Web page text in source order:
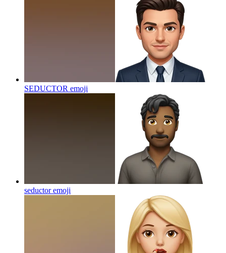
SEDUCTOR emoji
seductoremoji